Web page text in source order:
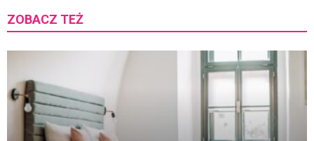
ZOBACZ TEŻ